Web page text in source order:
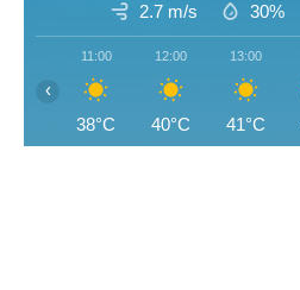
2.7 m/s 30%
11:00
38°C
12:00
40°C
13:00
41°C
‹